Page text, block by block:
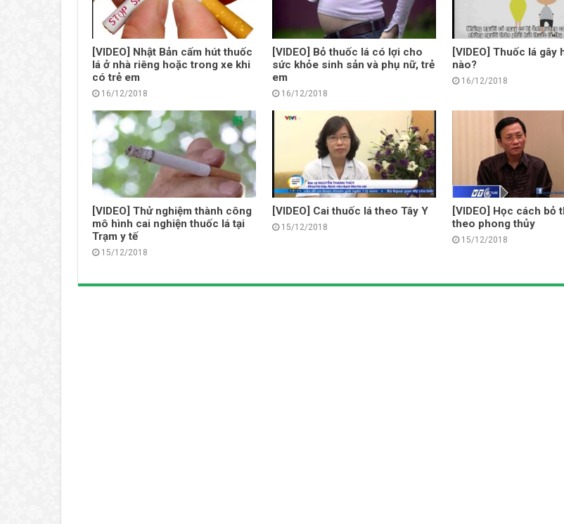
[VIDEO] Nhật Bản cấm hút thuốc
lá ở nhà riêng hoặc trong xe khi
có trẻ em
16/12/2018
[VIDEO] Bỏ thuốc lá có lợi cho
sức khỏe sinh sản và phụ nữ, trẻ
em
16/12/2018
[VIDEO] Thuốc lá gây
nào?
16/12/2018
[VIDEO] Thử nghiệm thành công
mô hình cai nghiện thuốc lá tại
Trạm y tế
15/12/2018
[VIDEO] Cai thuốc lá theo Tây Y
15/12/2018
[VIDEO] Học cách bỏ
theo phong thủy
15/12/2018